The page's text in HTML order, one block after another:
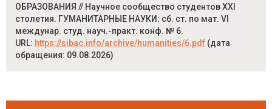
ОБРАЗОВАНИЯ // Научное сообщество студентов XXI
столетия. ГУМАНИТАРНЫЕ НАУКИ: сб. ст. по мат. VI
междунар. студ. науч.-практ. конф. № 6.
URL: https://sibac.info/archive/humanities/6.pdf (дата
обращения: 09.08.2026)